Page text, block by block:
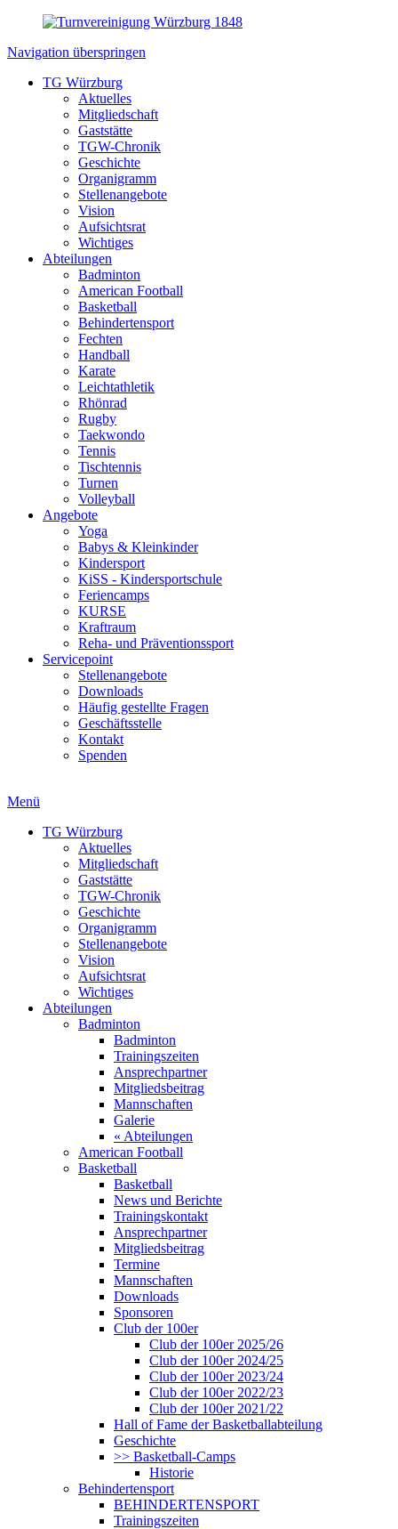
Navigation überspringen
TG Würzburg
Aktuelles
Mitgliedschaft
Gaststätte
TGW-Chronik
Geschichte
Organigramm
Stellenangebote
Vision
Aufsichtsrat
Wichtiges
Abteilungen
Badminton
American Football
Basketball
Behindertensport
Fechten
Handball
Karate
Leichtathletik
Rhönrad
Rugby
Taekwondo
Tennis
Tischtennis
Turnen
Volleyball
Angebote
Yoga
Babys & Kleinkinder
Kindersport
KiSS - Kindersportschule
Feriencamps
KURSE
Kraftraum
Reha- und Präventionssport
Servicepoint
Stellenangebote
Downloads
Häufig gestellte Fragen
Geschäftsstelle
Kontakt
Spenden
Menü
TG Würzburg
Aktuelles
Mitgliedschaft
Gaststätte
TGW-Chronik
Geschichte
Organigramm
Stellenangebote
Vision
Aufsichtsrat
Wichtiges
Abteilungen
Badminton
Badminton
Trainingszeiten
Ansprechpartner
Mitgliedsbeitrag
Mannschaften
Galerie
« Abteilungen
American Football
Basketball
Basketball
News und Berichte
Trainingskontakt
Ansprechpartner
Mitgliedsbeitrag
Termine
Mannschaften
Downloads
Sponsoren
Club der 100er
Club der 100er 2025/26
Club der 100er 2024/25
Club der 100er 2023/24
Club der 100er 2022/23
Club der 100er 2021/22
Hall of Fame der Basketballabteilung
Geschichte
>> Basketball-Camps
Historie
Behindertensport
BEHINDERTENSPORT
Trainingszeiten